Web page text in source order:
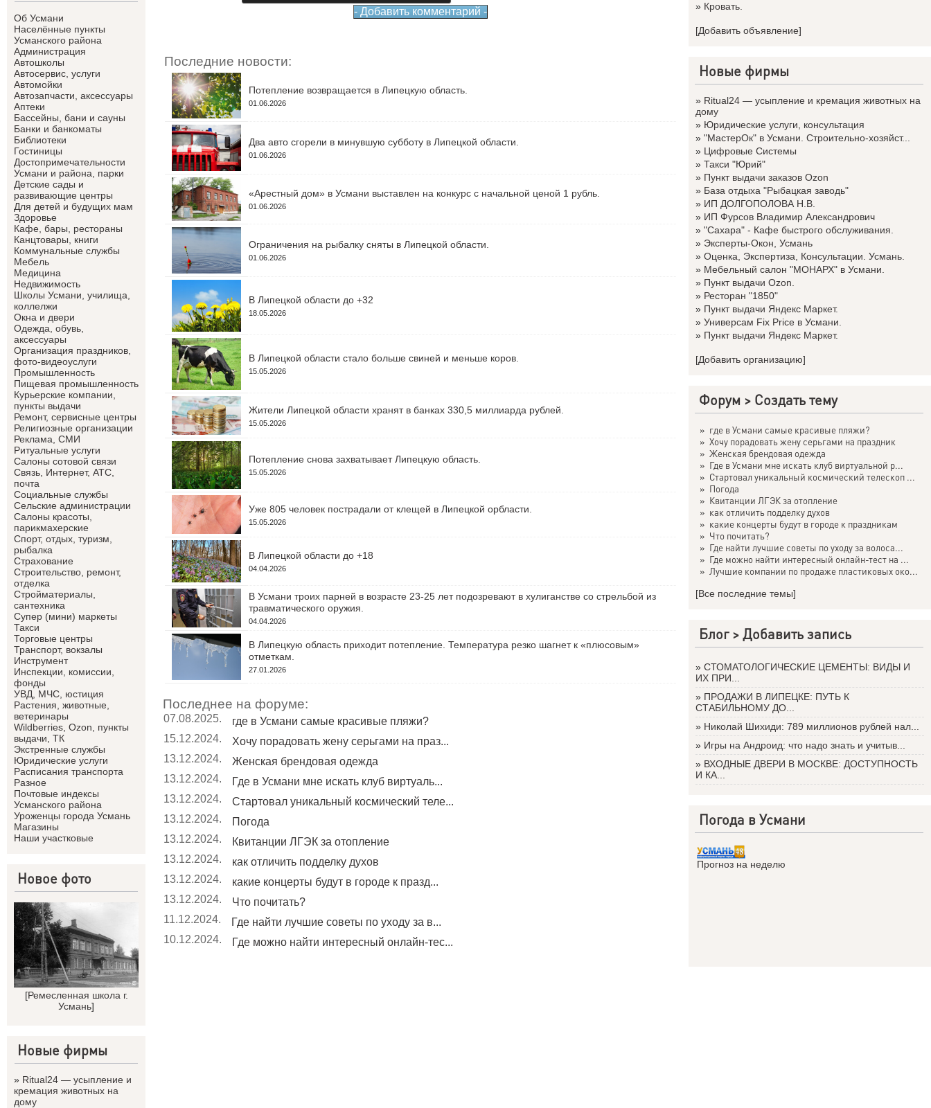
Об Усмани
Населённые пункты
Усманского района
Администрация
Автошколы
Автосервис, услуги
Автомойки
Автозапчасти, аксессуары
Аптеки
Бассейны, бани и сауны
Банки и банкоматы
Библиотеки
Гостиницы
Достопримечательности
Усмани и района, парки
Детские сады и
развивающие центры
Для детей и будущих мам
Здоровье
Кафе, бары, рестораны
Канцтовары, книги
Коммунальные службы
Мебель
Медицина
Недвижимость
Школы Усмани, училища,
коллелжи
Окна и двери
Одежда, обувь,
аксессуары
Организация праздников,
фото-видеоуслуги
Промышленность
Пищевая промышленность
Курьерские компании,
пункты выдачи
Ремонт, сервисные центры
Религиозные организации
Реклама, СМИ
Ритуальные услуги
Салоны сотовой связи
Связь, Интернет, АТС,
почта
Социальные службы
Сельские администрации
Салоны красоты,
парикмахерские
Спорт, отдых, туризм,
рыбалка
Страхование
Строительство, ремонт,
отделка
Cтройматериалы,
сантехника
Супер (мини) маркеты
Такси
Торговые центры
Транспорт, вокзалы
Инструмент
Инспекции, комиссии,
фонды
УВД, МЧС, юстиция
Растения, животные,
ветеринары
Wildberries, Ozon, пункты
выдачи, ТК
Экстренные службы
Юридические услуги
Расписания транспорта
Разное
Почтовые индексы
Усманского района
Уроженцы города Усмань
Магазины
Наши участковые
Новое фото
[Ремесленная школа г.
Усмань]
Новые фирмы
» Ritual24 — усыпление и
кремация животных на
дому
Последние новости:
Потепление возвращается в Липецкую область.
01.06.2026
Два авто сгорели в минувшую субботу в Липецкой области.
01.06.2026
«Арестный дом» в Усмани выставлен на конкурс с начальной ценой 1 рубль.
01.06.2026
Ограничения на рыбалку сняты в Липецкой области.
01.06.2026
В Липецкой области до +32
18.05.2026
В Липецкой области стало больше свиней и меньше коров.
15.05.2026
Жители Липецкой области хранят в банках 330,5 миллиарда рублей.
15.05.2026
Потепление снова захватывает Липецкую область.
15.05.2026
Уже 805 человек пострадали от клещей в Липецкой орбласти.
15.05.2026
В Липецкой области до +18
04.04.2026
В Усмани троих парней в возрасте 23-25 лет подозревают в хулиганстве со стрельбой из
травматического оружия.
04.04.2026
В Липецкую область приходит потепление. Температура резко шагнет к «плюсовым»
отметкам.
27.01.2026
Последнее на форуме:
07.08.2025.
где в Усмани самые красивые пляжи?
15.12.2024.
Хочу порадовать жену серьгами на праз...
13.12.2024.
Женская брендовая одежда
13.12.2024.
Где в Усмани мне искать клуб виртуаль...
13.12.2024.
Стартовал уникальный космический теле...
13.12.2024.
Погода
13.12.2024.
Квитанции ЛГЭК за отопление
13.12.2024.
как отличить подделку духов
13.12.2024.
какие концерты будут в городе к празд...
13.12.2024.
Что почитать?
11.12.2024.
Где найти лучшие советы по уходу за в...
10.12.2024.
Где можно найти интересный онлайн-тес...
» Кровать.
[Добавить объявление]
Новые фирмы
» Ritual24 — усыпление и кремация животных на
дому
» Юридические услуги, консультация
» "МастерОк" в Усмани. Строительно-хозяйст...
» Цифровые Системы
» Такси "Юрий"
» Пункт выдачи заказов Ozon
» База отдыха "Рыбацкая заводь"
» ИП ДОЛГОПОЛОВА Н.В.
» ИП Фурсов Владимир Александрович
» "Сахара" - Кафе быстрого обслуживания.
» Эксперты-Окон, Усмань
» Оценка, Экспертиза, Консультации. Усмань.
» Мебельный салон "МОНАРХ" в Усмани.
» Пункт выдачи Ozon.
» Ресторан "1850"
» Пункт выдачи Яндекс Маркет.
» Универсам Fix Price в Усмани.
» Пункт выдачи Яндекс Маркет.
[Добавить организацию]
Форум > Создать тему
» где в Усмани самые красивые пляжи?
» Хочу порадовать жену серьгами на праздник
» Женская брендовая одежда
» Где в Усмани мне искать клуб виртуальной р...
» Стартовал уникальный космический телескоп ...
» Погода
» Квитанции ЛГЭК за отопление
» как отличить подделку духов
» какие концерты будут в городе к праздникам
» Что почитать?
» Где найти лучшие советы по уходу за волоса...
» Где можно найти интересный онлайн-тест на ...
» Лучшие компании по продаже пластиковых око...
[Все последние темы]
Блог >Добавить запись
» СТОМАТОЛОГИЧЕСКИЕ ЦЕМЕНТЫ: ВИДЫ И
ИХ ПРИ...
» ПРОДАЖИ В ЛИПЕЦКЕ: ПУТЬ К
СТАБИЛЬНОМУ ДО...
» Николай Шихиди: 789 миллионов рублей нал...
» Игры на Андроид: что надо знать и учитыв...
» ВХОДНЫЕ ДВЕРИ В МОСКВЕ: ДОСТУПНОСТЬ
И КА...
Погода в Усмани
Прогноз на неделю